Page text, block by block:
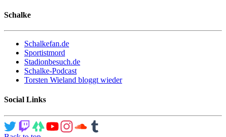
Schalke
Schalkefan.de
Sportistmord
Stadionbesuch.de
Schalke-Podcast
Torsten Wieland bloggt wieder
Social Links